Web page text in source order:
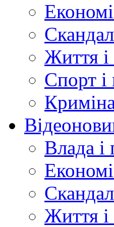
Життя і
Спорт і
Влада і
Життя і